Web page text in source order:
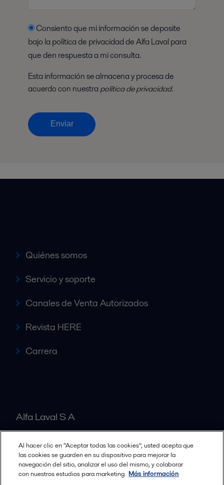
bajo la política de privacidad de Alfa Laval para
que den respuesta a mi consulta.
Esta información se almacena y procesa de
acuerdo con nuestra política de privacidad.
Enviar
Quiénes somos
Servicio y soporte
Canales de Venta Autorizados
Revista HERE
Carrera
Alfa Laval S A
Nuestras oficinas
Al hacer clic en “Aceptar todas las cookies”, usted acepta que
las cookies se guarden en su dispositivo para mejorar la
navegación del sitio, analizar el uso del mismo, y colaborar
con nuestros estudios para marketing. Más información